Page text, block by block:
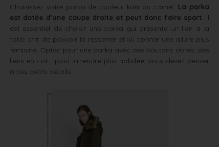
Choisissez votre parka de couleur kaki ou camel. La parka
est dotée d’une coupe droite et peut donc faire sport. Il
est essentiel de choisir une parka qui présente un lien à la
taille afin de pouvoir la resserrer et lui donner une allure plus
féminine. Optez pour une parka avec des boutons dorés, des
liens en cuir : pour la rendre plus habillée, vous devez penser
à ces petits détails.